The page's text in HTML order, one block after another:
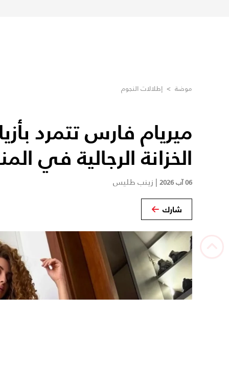
موضة > إطلالات النجوم
ميريام فارس تتمرد
الخزانة الرجالية في
06 آب 2026 | زينب طليس
شارك